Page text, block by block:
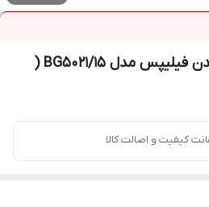
ماشین اصلاح صورت و بدن فیلیپس مدل BG5021/15 (
کیفیت و اصالت کالا